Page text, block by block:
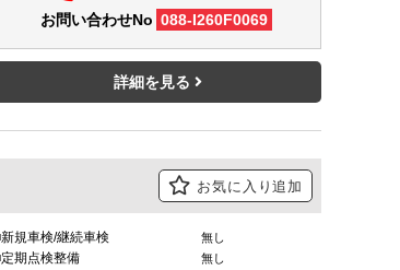
お問い合わせNo 088-I260F0069
詳細を見る
お気に入り追加
新規車検/継続車検 無し
定期点検整備 無し